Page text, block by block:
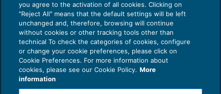
Privacy Policy
Cookie Policy
you agree to the activation of all cookies. Clicking on
"Reject All" means that the default settings will be left
unchanged and, therefore, browsing will continue
without cookies or other tracking tools other than
technical To check the categories of cookies, configure
or change your cookie preferences, please click on
Cookie Preferences. For more information about
cookies, please see our Cookie Policy. More
information